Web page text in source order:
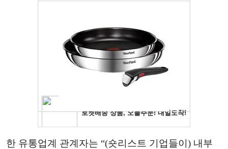
한 유통업계 관계자는 “(숏리스트 기업들이) 내부